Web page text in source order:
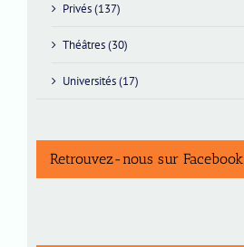
Privés (137)
Théâtres (30)
Universités (17)
Retrouvez-nous sur Facebook